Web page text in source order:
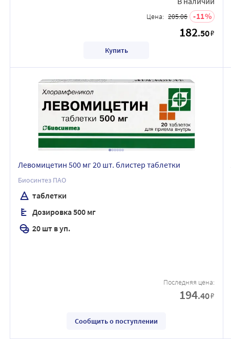
Цена: 205.06 11
182.50₽
Купить
Левомицетин 500 мг 20 шт. блистер таблетки
Биосинтез ПАО
таблетки
Дозировка 500 мг
20 шт в уп.
Последняя цена:
194.40₽
Сообщить о поступлении